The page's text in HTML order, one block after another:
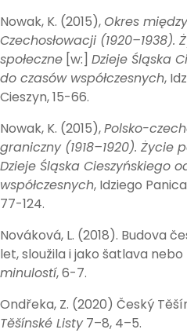
Nowak, K. (2015), Okres
Czechosłowacji (1920–1938).
społeczne [w:] Dzieje Śląska
do czasów współczesnych,
Cieszyn, 15-66.
Nowak, K. (2015),Polsko-
graniczny (1918–1920). Życie
Dzieje Śląska Cieszyńskiego
współczesnych, Idziego
77-124.
Nováková, L. (2018). Budova
let, sloužila i jako šatlava nebo
minulostí, 6-7.
Ondřeka, Z. (2020) Český
Těšínské Listy7–8, 4–5.